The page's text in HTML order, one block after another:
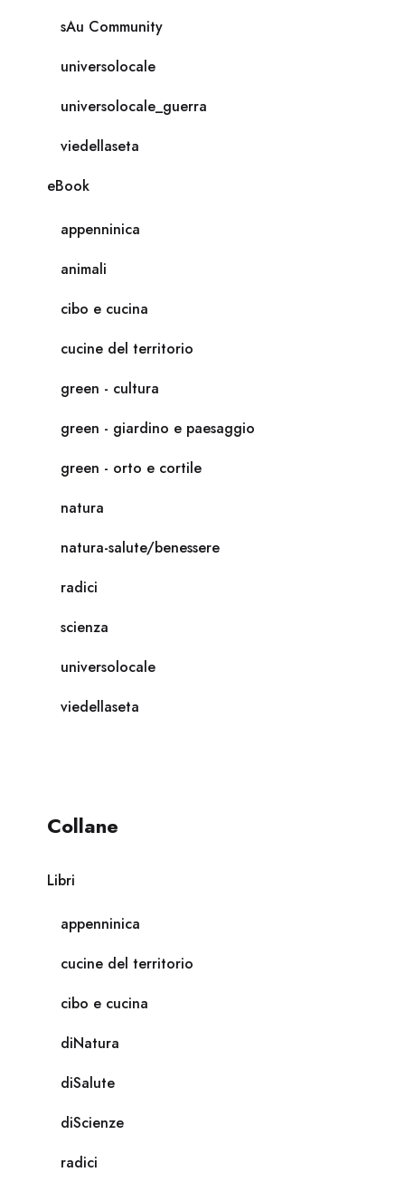
sAu Community
universolocale
universolocale_guerra
viedellaseta
eBook
appenninica
animali
cibo e cucina
cucine del territorio
green - cultura
green - giardino e paesaggio
green - orto e cortile
natura
natura-salute/benessere
radici
scienza
universolocale
viedellaseta
Collane
Libri
appenninica
cucine del territorio
cibo e cucina
diNatura
diSalute
diScienze
radici